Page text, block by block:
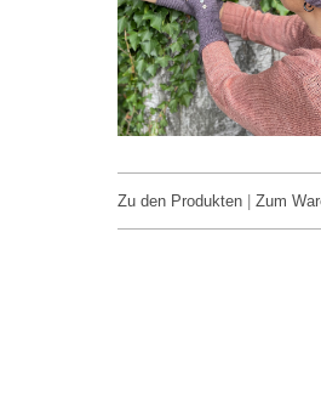
Zu den Produkten Zum